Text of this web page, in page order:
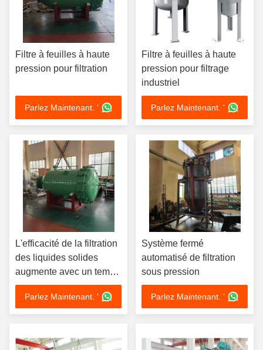
Filtre à feuilles à haute
pression pour filtration
Parlez Maintenant. '
Filtre à feuilles à haute
pression pour filtrage
industriel
Parlez Maintenant. '
L'efficacité de la filtration
des liquides solides
augmente avec un temps
de filtration plus long
dans le filtre à feuilles à
pression manuelle
Parlez Maintenant. '
Système fermé
automatisé de filtration
sous pression
Parlez Maintenant. '